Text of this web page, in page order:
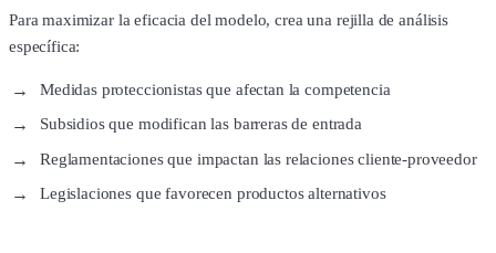
Para maximizar la eficacia del modelo, crea una rejilla de análisis
específica:
Medidas proteccionistas que afectan la competencia
Subsidios que modifican las barreras de entrada
Reglamentaciones que impactan las relaciones cliente-proveedor
Legislaciones que favorecen productos alternativos